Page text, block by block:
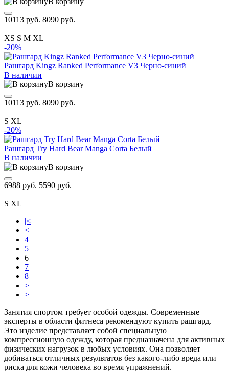
10113 руб. 8090 руб.
XS S M XL
-20%
Рашгард Kingz Ranked Performance V3 Черно-синий
В наличии
В корзину
10113 руб. 8090 руб.
S XL
-20%
Рашгард Try Hard Bear Manga Corta Белый
В наличии
В корзину
6988 руб. 5590 руб.
S XL
|<
<
4
5
6
7
8
>
>|
Занятия спортом требует особой одежды. Современные
эксперты в области фитнеса рекомендуют купить рашгард.
Это изделие представляет собой специальную
компрессионную одежду, которая предназначена для активных
физических нагрузок в любых условиях. Она позволяет
добиваться отличных результатов без какого-либо вреда или
риска для кожи человека во время упражнений.